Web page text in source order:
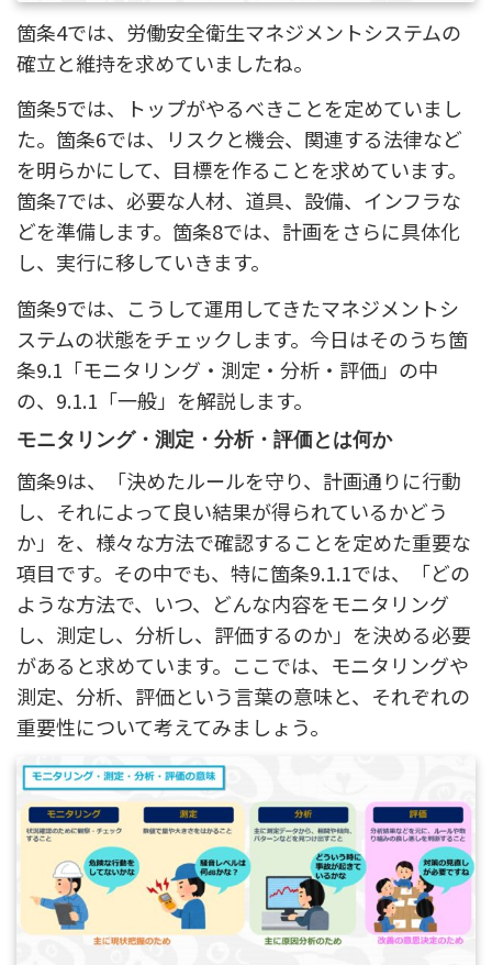
箇条4では、労働安全衛生マネジメントシステムの
確立と維持を求めていましたね。
箇条5では、トップがやるべきことを定めていまし
た。箇条6では、リスクと機会、関連する法律など
を明らかにして、目標を作ることを求めています。
箇条7では、必要な人材、道具、設備、インフラな
どを準備します。箇条8では、計画をさらに具体化
し、実行に移していきます。
箇条9では、こうして運用してきたマネジメントシ
ステムの状態をチェックします。今日はそのうち箇
条9.1「モニタリング・測定・分析・評価」の中
の、9.1.1「一般」を解説します。
モニタリング・測定・分析・評価とは何か
箇条9は、「決めたルールを守り、計画通りに行動
し、それによって良い結果が得られているかどう
か」を、様々な方法で確認することを定めた重要な
項目です。その中でも、特に箇条9.1.1では、「どの
ような方法で、いつ、どんな内容をモニタリング
し、測定し、分析し、評価するのか」を決める必要
があると求めています。ここでは、モニタリングや
測定、分析、評価という言葉の意味と、それぞれの
重要性について考えてみましょう。